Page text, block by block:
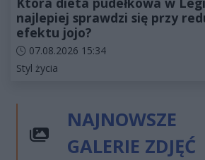
najlepiej sprawdzi się przy
efektu jojo?
Data dodania artykułu:
07.08.2026 15:34
Kategorie artykułu:
Styl życia
NAJNOWSZE
GALERIE ZDJĘĆ